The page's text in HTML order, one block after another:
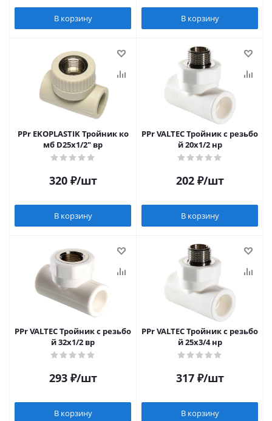
В корзину В корзину
PPr EKOPLASTIK Тройник ко
мб D25х1/2" вр
320₽/шт
В корзину
PPr VALTEC Тройник c резьбо
й 20х1/2 нр
202₽/шт
В корзину
PPr VALTEC Тройник c резьбо
й 32х1/2 вр
293₽/шт
В корзину
PPr VALTEC Тройник c резьбо
й 25х3/4 нр
317₽/шт
В корзину